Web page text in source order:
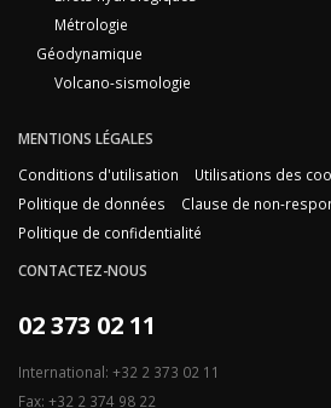
Métrologie
Géodynamique
Volcano-sismologie
MENTIONS LÉGALES
Conditions d'utilisation
Utilisations des
Politique de données
Clause de non-
Politique de confidentialité
CONTACTEZ-NOUS
02 373 02 11
International: +32 2 373 02 11
Fax: +32 2 374 98 22